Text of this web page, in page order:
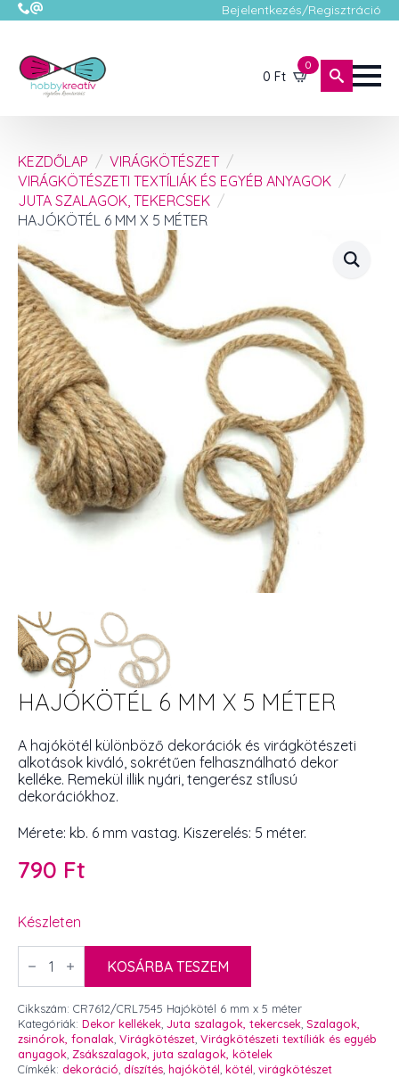
Bejelentkezés/Regisztráció
0 Ft
0
KEZDŐLAP
VIRÁGKÖTÉSZET
VIRÁGKÖTÉSZETI TEXTÍLIÁK ÉS EGYÉB ANYAGOK
JUTA SZALAGOK, TEKERCSEK
HAJÓKÖTÉL 6 MM X 5 MÉTER
HAJÓKÖTÉL 6 MM X 5 MÉTER
A hajókötél különböző dekorációk és virágkötészeti
alkotások kiváló, sokrétűen felhasználható dekor
kelléke. Remekül illik nyári, tengerész stílusú
dekorációkhoz.
Mérete: kb. 6 mm vastag. Kiszerelés: 5 méter.
790 Ft
Készleten
Hajókötél
5
méter
mennyiség
KOSÁRBA TESZEM
Cikkszám: CR7612/CRL7545 Hajókötél 6 mm x 5 méter
Kategóriák: Dekor kellékek Juta szalagok, tekercsek Szalagok,
zsinórok, fonalak Virágkötészet Virágkötészeti textíliák és egyéb
anyagok Zsákszalagok, juta szalagok, kötelek
Címkék: dekoráció díszítés hajókötél kötél virágkötészet